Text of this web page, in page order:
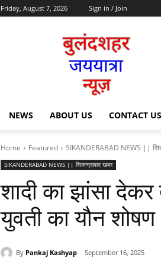
Friday, August 7, 2026 Sign in / Join
NEWS ABOUT US CONTACT US
Home Featured SIKANDERABAD NEWS ||
SIKANDERABAD NEWS || सिकन्द्राबाद खबर
शादी का झांसा
युवती का यौन शोषण
By Pankaj Kashyap September 16, 2025